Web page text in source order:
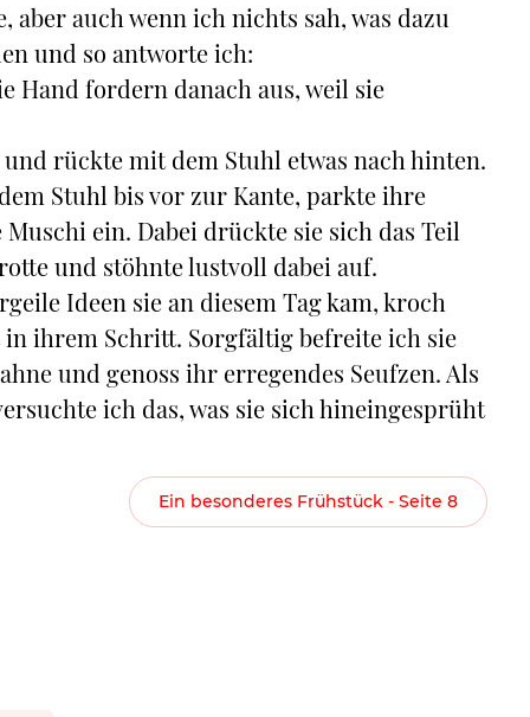
aber auch wenn ich nichts sah, was dazu
und so antworte ich:
Hand fordern danach aus, weil sie
rückte mit dem Stuhl etwas nach hinten.
Stuhl bis vor zur Kante, parkte ihre
ein. Dabei drückte sie sich das Teil
und stöhnte lustvoll dabei auf.
Ideen sie an diesem Tag kam, kroch
ihrem Schritt. Sorgfältig befreite ich sie
und genoss ihr erregendes Seufzen. Als
ich das, was sie sich hineingesprüht
Ein besonderes Frühstück - Seite 8